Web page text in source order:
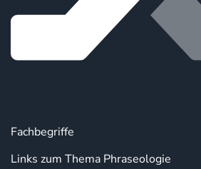
Fachbegriffe
Links zum Thema Phraseologie